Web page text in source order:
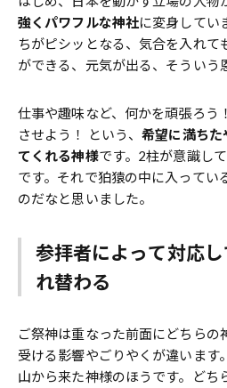
強くパワフルな神社に変身してい
ちがピシッとなる、気合を入れて
ができる、元気が出る、そういう
仕事や趣味など、何かを頑張ろう
させよう！ という、希望に満ちた
てくれる神様です。2柱が意識し
です。それで狛猿の中に入ってい
のだなと思いました。
参拝者によって対応
れ替わる
ご祭神は重なった前面にどちらの
受ける影響やごりやくが違います
山から来た神様のほうです。どち